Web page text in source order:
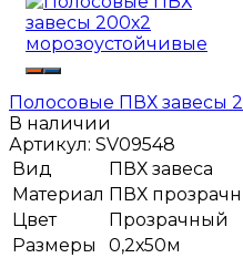
Полосовые ПВХ завесы
В наличии
Артикул: SV09548
Вид
ПВХ завеса
Материал ПВХ
Цвет
Прозрачный
Размеры
0,2х50м